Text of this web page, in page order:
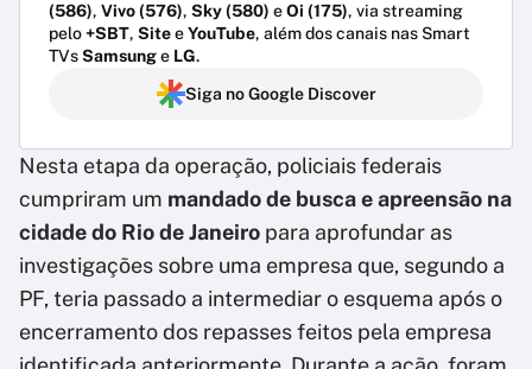
(586), Vivo (576), Sky (580) eOi (175), via streaming
pelo+SBT, SiteeYouTube, além dos canais nas Smart
TVsSamsunge LG.
Siga no Google Discover
Nesta etapa da operação, policiais federais
cumpriram um mandado de busca e apreensão na
cidade do Rio de Janeiro para aprofundar as
investigações sobre uma empresa que, segundo a
PF, teria passado a intermediar o esquema após o
encerramento dos repasses feitos pela empresa